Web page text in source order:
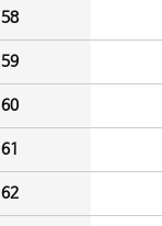
58
59
60
61
62